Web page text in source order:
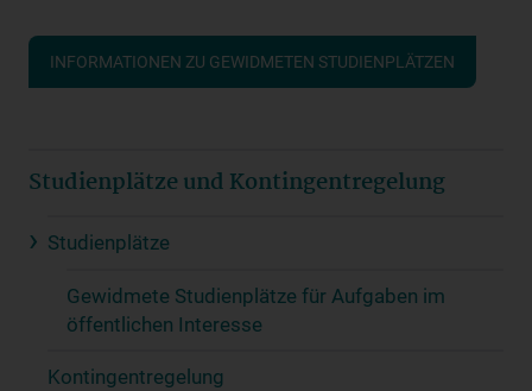
INFORMATIONEN ZU GEWIDMETEN STUDIENPLÄTZEN
Studienplätze und Kontingentregelung
Studienplätze
Gewidmete Studienplätze für Aufgaben im
öffentlichen Interesse
Kontingentregelung